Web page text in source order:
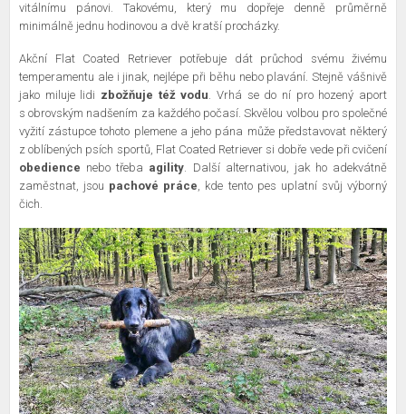
vitálnímu pánovi. Takovému, který mu dopřeje denně průměrně
minimálně jednu hodinovou a dvě kratší procházky.
Akční Flat Coated Retriever potřebuje dát průchod svému živému
temperamentu ale i jinak, nejlépe při běhu nebo plavání. Stejně vášnivě
jako miluje lidi zbožňuje též vodu. Vrhá se do ní pro hozený aport
s obrovským nadšením za každého počasí. Skvělou volbou pro společné
vyžití zástupce tohoto plemene a jeho pána může představovat některý
z oblíbených psích sportů, Flat Coated Retriever si dobře vede při cvičení
obedience nebo třeba agility. Další alternativou, jak ho adekvátně
zaměstnat, jsou pachové práce, kde tento pes uplatní svůj výborný
čich.